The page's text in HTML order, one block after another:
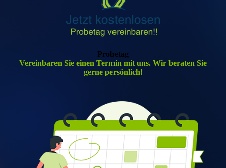
Probetag
Vereinbaren Sie einen Termin mit uns. Wir beraten Sie
gerne persönlich!